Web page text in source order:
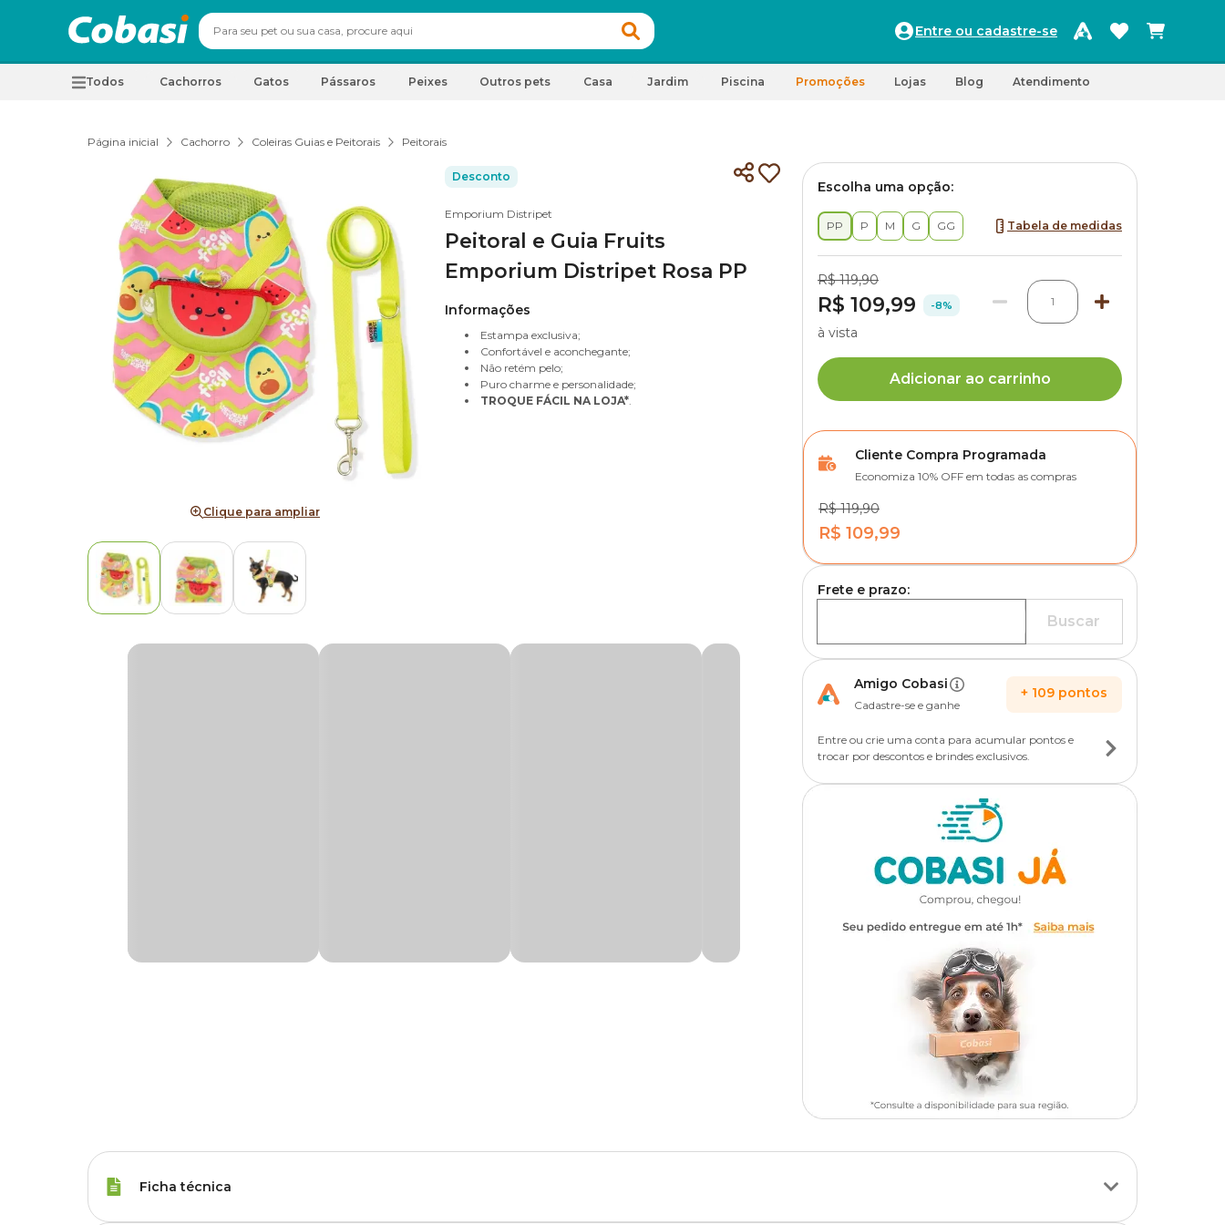
Entre ou cadastre-se
Todos Cachorros Gatos Pássaros Peixes Outros pets Casa Jardim Piscina Promoções Lojas Blog Atendimento
Página inicial Cachorro Coleiras Guias e Peitorais Peitorais
Clique para ampliar
Desconto
Emporium Distripet
Peitoral e Guia Fruits
Emporium Distripet Rosa PP
Informações
Estampa exclusiva;
Confortável e aconchegante;
Não retém pelo;
Puro charme e personalidade;
TROQUE FÁCIL NA LOJA*.
Escolha uma opção:
PP P M G GG Tabela de medidas
R$ 119,90
R$ 109,99 -8% 1
à vista
Adicionar ao carrinho
Cliente Compra Programada
Economiza 10% OFF em todas as compras
R$ 119,90
R$ 109,99
Frete e prazo:
Buscar
Amigo Cobasi
Cadastre-se e ganhe
+ 109 pontos
Entre ou crie uma conta para acumular pontos e
trocar por descontos e brindes exclusivos.
Ficha técnica